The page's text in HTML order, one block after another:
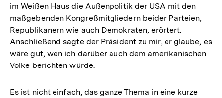
im Weißen Haus die Außenpolitik der USA mit den
maßgebenden Kongreßmitgliedern beider Parteien,
Republikanern wie auch Demokraten, erörtert.
Anschließend sagte der Präsident zu mir, er glaube, es
wäre gut, wen ich darüber auch dem amerikanischen
Volke berichten würde.
Es ist nicht einfach, das ganze Thema in eine kurze